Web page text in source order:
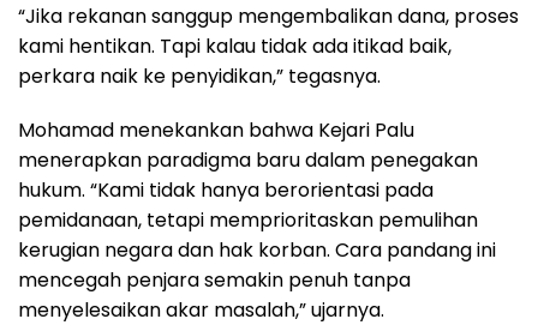
“Jika rekanan sanggup mengembalikan dana, proses
kami hentikan. Tapi kalau tidak ada itikad baik,
perkara naik ke penyidikan,” tegasnya.
Mohamad menekankan bahwa Kejari Palu
menerapkan paradigma baru dalam penegakan
hukum. “Kami tidak hanya berorientasi pada
pemidanaan, tetapi memprioritaskan pemulihan
kerugian negara dan hak korban. Cara pandang ini
mencegah penjara semakin penuh tanpa
menyelesaikan akar masalah,” ujarnya.